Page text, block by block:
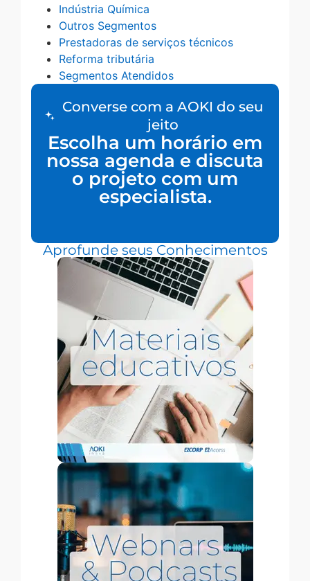
Indústria Química
Outros Segmentos
Prestadoras de serviços técnicos
Reforma tributária
Segmentos Atendidos
Converse com a AOKI do seu
jeito
Escolha um horário em
nossa agenda e discuta
o projeto com um
especialista.
Aprofunde seus Conhecimentos